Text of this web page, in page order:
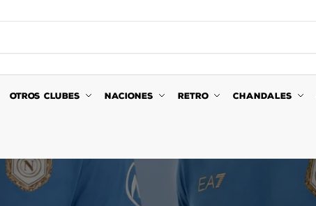
OTROS CLUBES NACIONES RETRO CHANDALES